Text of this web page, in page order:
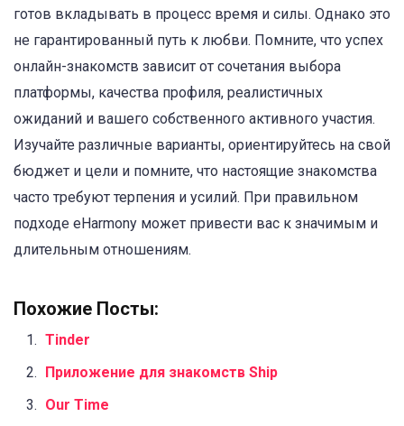
готов вкладывать в процесс время и силы. Однако это
не гарантированный путь к любви. Помните, что успех
онлайн-знакомств зависит от сочетания выбора
платформы, качества профиля, реалистичных
ожиданий и вашего собственного активного участия.
Изучайте различные варианты, ориентируйтесь на свой
бюджет и цели и помните, что настоящие знакомства
часто требуют терпения и усилий. При правильном
подходе eHarmony может привести вас к значимым и
длительным отношениям.
Похожие Посты:
Tinder
Приложение для знакомств Ship
Our Time